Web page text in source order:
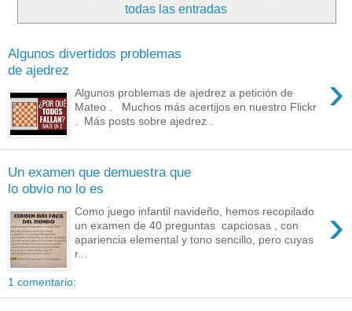
todas las entradas
Algunos divertidos problemas
de ajedrez
›
Algunos problemas de ajedrez a petición de
Mateo . Muchos más acertijos en nuestro Flickr
. Más posts sobre ajedrez .
Un examen que demuestra que
lo obvio no lo es
›
Como juego infantil navideño, hemos recopilado
un examen de 40 preguntas capciosas , con
apariencia elemental y tono sencillo, pero cuyas
r...
1 comentario: